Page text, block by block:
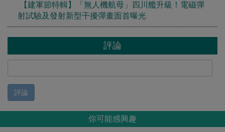
【建軍節特輯】「無人機航母」四川艦升級！電磁彈
射試驗及發射新型干擾彈畫面首曝光
評論
評論
你可能感興趣